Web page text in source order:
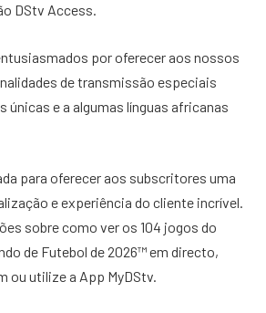
DStv Access.
por oferecer aos nossos
de transmissão especiais
únicas e a algumas línguas africanas
para oferecer aos subscritores uma
e experiência do cliente incrível.
sobre como ver os 104 jogos do
de Futebol de 2026™️ em directo,
ou utilize a App MyDStv.